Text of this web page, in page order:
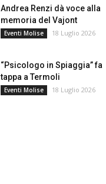
Andrea Renzi dà voce alla
memoria del Vajont
Eventi Molise 18 Luglio 2026
“Psicologo in Spiaggia” fa
tappa a Termoli
Eventi Molise 18 Luglio 2026